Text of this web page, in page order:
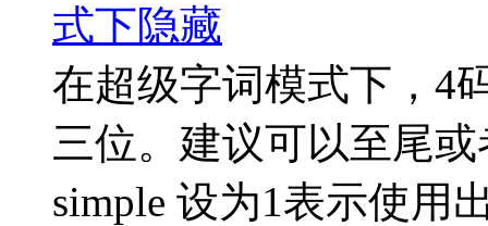
式下隐藏
在超级字词模式下，4
三位。建议可以至尾
simple 设为1表示使用